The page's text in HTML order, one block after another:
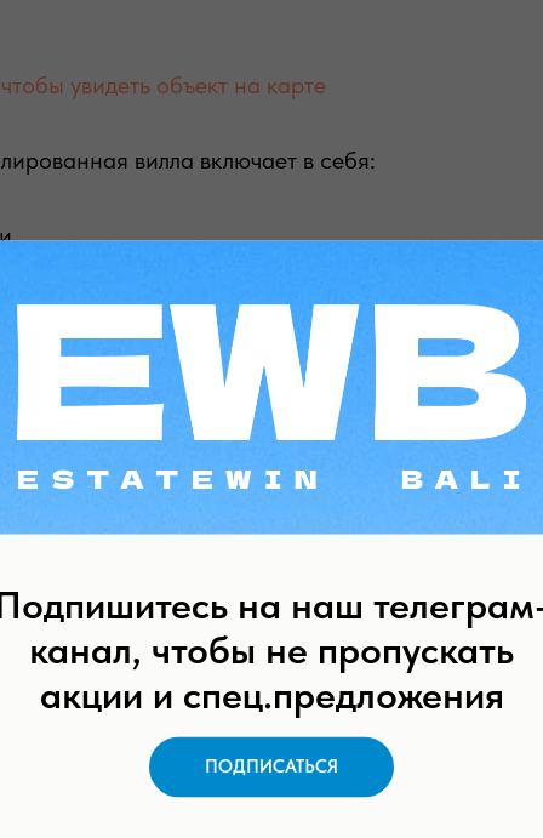
увидеть объект на карте
вилла включает в себя:
2024
лет.
на наш
канал, чтобы не пропускать
акции и спец.предложения
ПОДПИСАТЬСЯ